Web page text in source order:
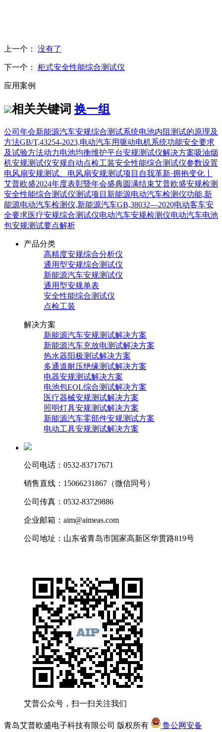
上一个： 没有了
下一个： 柜式安全性能综合测试仪
应用案例
相关关键词 换一组
公司年会新能源汽车安规综合测试系统电池内阻测试的原理及
方法GB/T,43254-2023,电动汽车用驱动电机系统功能安全要求
及试验方法动力电池均衡维护平台安规测试仪解决方案吸油烟
机安规测试仪安规自动点检工装安全性能综合测试仪参数设置
电风扇安规测试、电风扇安规测试项目 自我革新·拥抱变化丨
艾普欧盛2024年度表彰暨年会盛典圆满结束艾普欧盛安规检测
安全性能综合测试仪测试项目 新能源电动汽车检测仪功能,新
能源电动汽车检测仪,新能源汽车GB,38032—2020电动客车安
全要求医疗安规综合测试仪电动汽车安规检测仪电动汽车电池
包安规测试要点解析
产品分类
高精度安规综合分析仪
通用型安规综合测试仪
新能源汽车安规测试仪
通用型安规单表
安全性能综合测试仪
点检工装
解决方案
新能源汽车安规测试解决方案
新能源汽车充放电测试解决方案
热水器阳极测试解决方案
多通道耐压绝缘测试解决方案
电器安规测试解决方案
电池包EOL综合测试解决方案
医疗器械安规测试解决方案
照明灯具安规测试解决方案
新能源汽车零部件安规测试方案
电动工具安规测试解决方案
公司电话：0532-83717671
销售直线：15066231867（微信同号）
公司传真：0532-83729886
企业邮箱：aim@aimeas.com
公司地址：山东省青岛市国家高新区华贯路819号
艾普公众号，扫一扫关注我们
青岛艾普欧盛电子科技有限公司 版权所有
鲁公网安备